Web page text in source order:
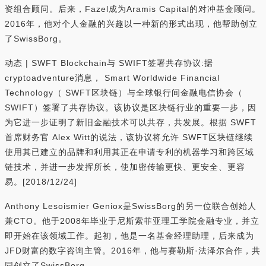
资组合顾问。后来，Fazel成为Aramis Capital的对冲基金顾问。
2016年，他对个人金融的兴趣以一种新的形式出现，他帮助创立
了SwissBorg。
动态 | SWFT Blockchain与 SWIFT签署共存协议:据
cryptoadventure消息， Smart Worldwide Financial
Technology（ SWFT区块链）与全球银行间金融电信协会（
SWIFT）签署了共存协议。该协议是区块链行业的重要一步，因
为它进一步证明了新旧金融技术可以共存，共发展。根据 SWFT
首席财务官 Alex Witt的说法，该协议将允许 SWFT区块链继续
使用其已建立的品牌和利用其正在申请专利的机器学习和跨区域
链技术，并进一步发挥所长，使加密传输更快、更安全、更容
易。[2018/12/24]
Anthony Lesoismier Geniox是SwissBorg的另一位联合创始人
兼CTO。他于2008年毕业于尼斯索菲亚理工学院金融专业，并立
即开始在该领域工作。起初，他是一名基金经理助理，后来成为
JFD财富的数字咨询主管。2016年，他与赛勒斯·法泽尔合作，共